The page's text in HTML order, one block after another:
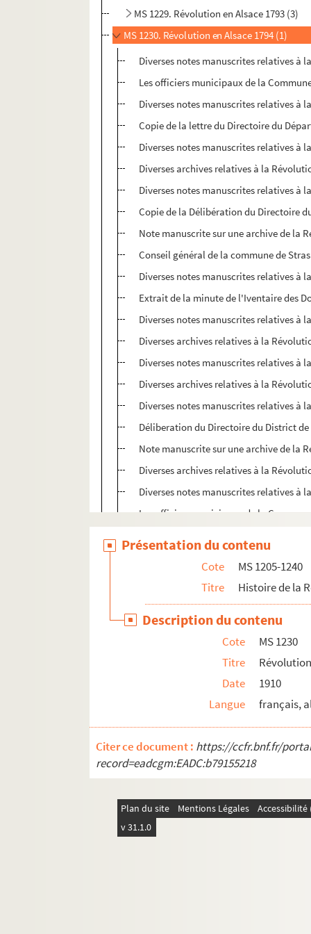
MS 1229. Révolution en Alsace 1793 (3)
MS 1230. Révolution en Alsace 1794 (1)
Diverses notes manuscrites relatives à
Les officiers municipaux de la
Diverses notes manuscrites relatives à
Copie de la lettre du Directoire du
Diverses notes manuscrites relatives à
Diverses archives relatives à la
Diverses notes manuscrites relatives à
Copie de la Délibération du Directoire
Note manuscrite sur une archive de la
Conseil général de la commune de
Diverses notes manuscrites relatives à
Extrait de la minute de l'Iventaire des
Diverses notes manuscrites relatives à
Diverses archives relatives à la
Diverses notes manuscrites relatives à
Diverses archives relatives à la
Diverses notes manuscrites relatives à
Déliberation du Directoire du District
Note manuscrite sur une archive de la
Diverses archives relatives à la
Diverses notes manuscrites relatives à
Les officiers municipaux de la
Diverses notes manuscrites relatives à
Diverses archives relatives à la
Diverses notes manuscrites relatives à
L'agent national près de la Commune
Diverses notes manuscrites relatives à
Extrait de la Correspondance du
Note manuscrite sur une archive de la
MS 1231. Révolution en Alsace 1794 (2)
MS 1232. Révolution en Alsace 1794 (3)
MS 1233. Révolution en Alsace 1795 (1)
MS 1234. Révolution en Alsace 1795 (2)
Présentation du contenu
Cote
MS 1205-1240
Titre
Histoire de la
Description du contenu
Cote
MS 1230
Titre
Date
1910
Langue
français,
Citer ce document : https://ccfr.bnf.fr/
record=eadcgm:EADC:b79155218
Plan du site Mentions Légales
v 31.1.0